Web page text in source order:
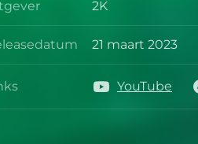
Uitgever
2K
Releasedatum
21 maart 2023
Links
YouTube